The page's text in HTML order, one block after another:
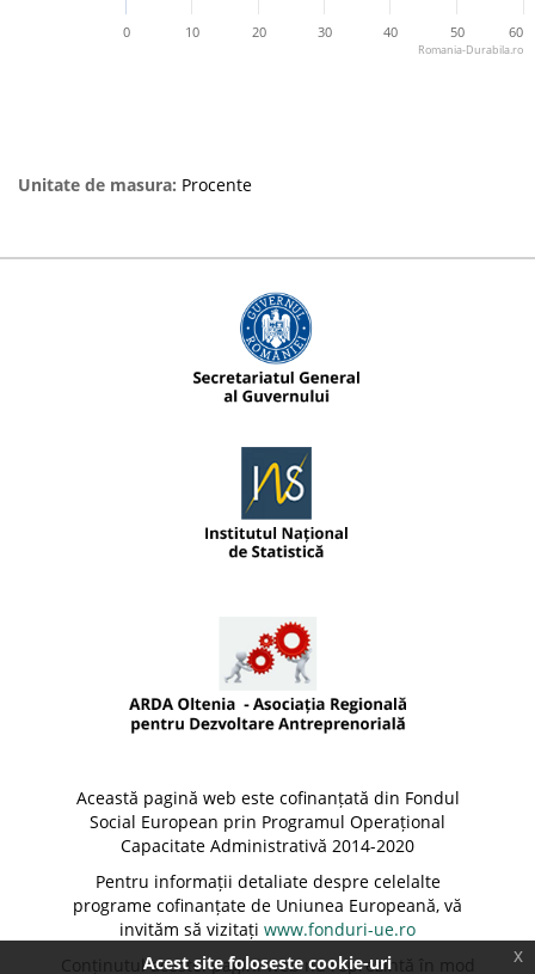
0 10 20 30 40 50 60
Romania-Durabila.ro
Unitate de masura: Procente
Această pagină web este cofinanțată din Fondul
Social European prin Programul Operațional
Capacitate Administrativă 2014-2020
Pentru informații detaliate despre celelalte
programe cofinanțate de Uniunea Europeană, vă
invităm să vizitați www.fonduri-ue.ro
Conținutul acestei pagini web nu reprezintă în mod
Acest site foloseste cookie-uri x